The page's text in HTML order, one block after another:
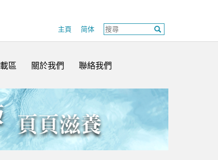
主頁 简体
區 關於我們 聯絡我們